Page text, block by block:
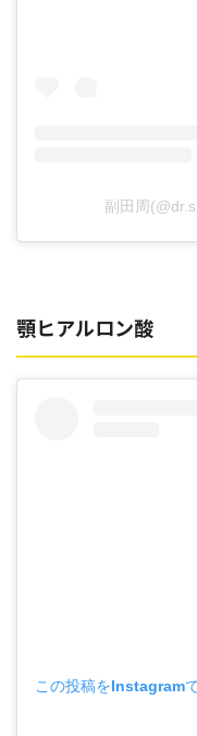
副田周
顎ヒアルロン酸
この投稿をInstagram